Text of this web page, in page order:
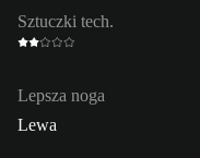
Sztuczki tech.
Lepsza noga
Lewa